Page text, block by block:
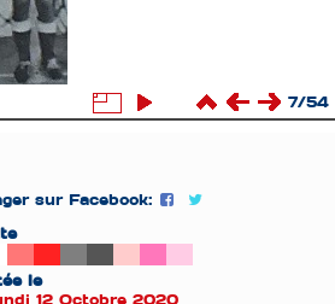
7/54
sur Facebook:
le
12 Octobre 2020